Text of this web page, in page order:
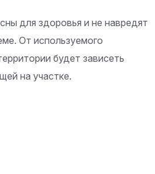
для здоровья и не навредят
От используемого
будет зависеть
на участке.